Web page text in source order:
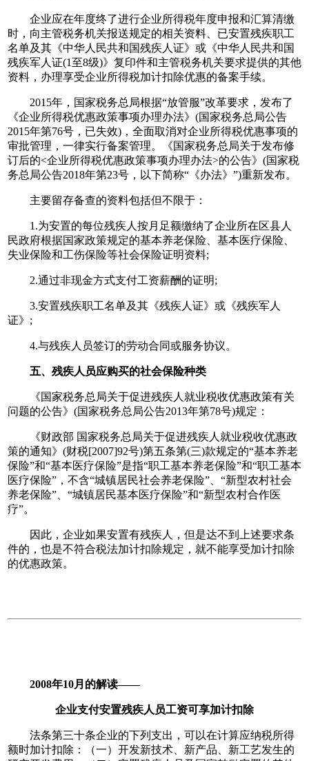
企业应在年度终了进行企业所得税年度申报和汇算清缴
时，向主管税务机关报送规定的相关资料、已安置残疾职工
名单及其《中华人民共和国残疾人证》或《中华人民共和国
残疾军人证(1至8级)》复印件和主管税务机关要求提供的其他
资料，办理享受企业所得税加计扣除优惠的备案手续。
2015年，国家税务总局根据“放管服”改革要求，发布了
《企业所得税优惠政策事项办理办法》(国家税务总局公告
2015年第76号，已失效)，全面取消对企业所得税优惠事项的
审批管理，一律实行备案管理。《国家税务总局关于发布修
订后的<企业所得税优惠政策事项办理办法>的公告》(国家税
务总局公告2018年第23号，以下简称“《办法》”)重新发布。
主要留存备查的资料包括但不限于：
1.为安置的每位残疾人按月足额缴纳了企业所在区县人
民政府根据国家政策规定的基本养老保险、基本医疗保险、
失业保险和工伤保险等社会保险证明资料;
2.通过非现金方式支付工资薪酬的证明;
3.安置残疾职工名单及其《残疾人证》或《残疾军人
证》;
4.与残疾人员签订的劳动合同或服务协议。
五、残疾人员应购买的社会保险种类
《国家税务总局关于促进残疾人就业税收优惠政策有关
问题的公告》(国家税务总局公告2013年第78号)规定：
《财政部 国家税务总局关于促进残疾人就业税收优惠政
策的通知》(财税[2007]92号)第五条第(三)款规定的“基本养老
保险”和“基本医疗保险”是指“职工基本养老保险”和“职工基本
医疗保险”，不含“城镇居民社会养老保险”、“新型农村社会
养老保险”、“城镇居民基本医疗保险”和“新型农村合作医
疗”。
因此，企业如果安置有残疾人，但是达不到上述要求条
件的，也是不符合税法加计扣除规定，就不能享受加计扣除
的优惠政策。
2008年10月的解读——
企业支付安置残疾人员工资可享加计扣除
法条第三十条企业的下列支出，可以在计算应纳税所得
额时加计扣除：（一）开发新技术、新产品、新工艺发生的